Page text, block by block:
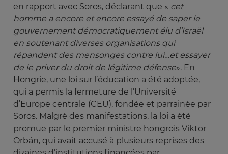
en rapport avec Soros, déclarant que « cet
homme a encore et encore essayé de saper le
gouvernement démocratiquement élu d’Israël
en soutenant diverses organisations qui
répandent des mensonges contre lui…et essayer
de le priver du droit de légitime défense». En
Hongrie, une loi sur l’éducation a été adoptée,
qui a permis la fermeture de l’Université
d’Europe centrale (CEU), fondée et parrainée par
Soros. Malgré des manifestations, la loi a été
promue par le premier ministre hongrois Viktor
Orbán, qui avait accusé à plusieurs reprises des